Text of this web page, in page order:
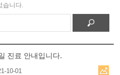
습니다.
진료 안내입니다.
10-01